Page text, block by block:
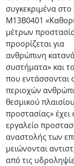
συγκεκριμένα
Μ13Β0401
μέτρων
προορίζεται για
ανθρώπινη
συστήματα» και
που
περιοχών
θεσμικού
προστασίας»
εργαλείο
αναστολής των
μειώνονται
από τις